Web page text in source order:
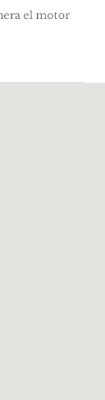
el motor